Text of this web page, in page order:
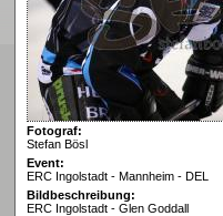
Fotograf:
Stefan Bösl
Event:
ERC Ingolstadt - Mannheim - DEL
Bildbeschreibung:
ERC Ingolstadt - Glen Goddall